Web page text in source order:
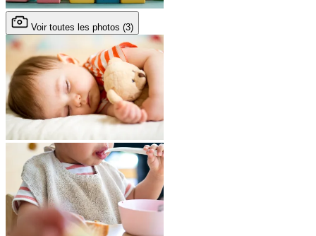
Voir toutes les photos (3)